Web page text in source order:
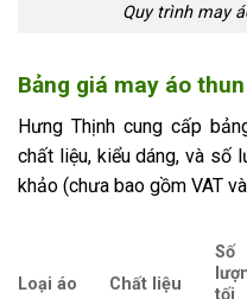
Quy trình may
Bảng giá may áo
Hưng Thịnh cung cấp
chất liệu, kiểu dáng, và số
khảo (chưa bao gồm VAT
Loại áo Chất liệu
Số
tối